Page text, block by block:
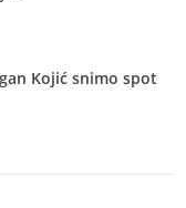
Kojić snimo spot